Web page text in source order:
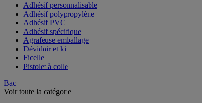
Adhésif personnalisable
Adhésif polypropylène
Adhésif PVC
Adhésif spécifique
Agrafeuse emballage
Dévidoir et kit
Ficelle
Pistolet à colle
Bac
Voir toute la catégorie